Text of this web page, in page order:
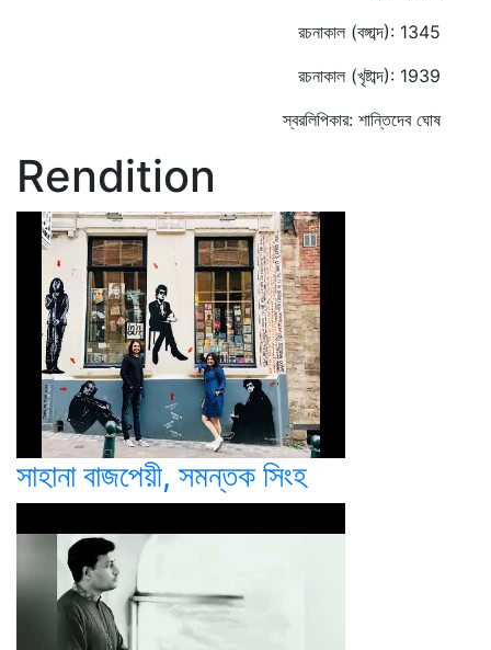
রচনাকাল (বঙ্গাব্দ): 1345
রচনাকাল (খৃষ্টাব্দ): 1939
স্বরলিপিকার: শান্তিদেব ঘোষ
Rendition
সাহানা বাজপেয়ী, সমন্তক সিংহ